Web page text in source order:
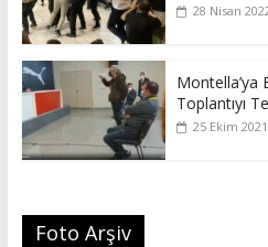
28 Nisan
Montella’ya
Toplantıyı
25 Ekim 2021
Foto Arşiv